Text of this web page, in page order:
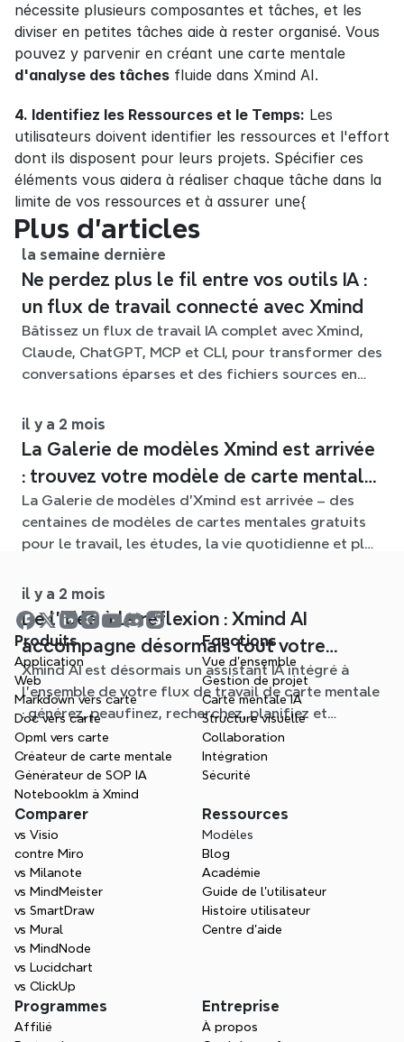
nécessite plusieurs composantes et tâches, et les
diviser en petites tâches aide à rester organisé. Vous
d'analyse des tâches fluide dans Xmind AI.
4. Identifiez les Ressources et le Temps: Les
utilisateurs doivent identifier les ressources et l'effort
dont ils disposent pour leurs projets. Spécifier ces
éléments vous aidera à réaliser chaque tâche dans la
limite de vos ressources et à assurer une{
Plus d’articles
la semaine dernière
Ne perdez plus le fil entre vos outils IA :
un flux de travail connecté avec Xmind
Bâtissez un flux de travail IA complet avec Xmind,
Claude, ChatGPT, MCP et CLI, pour transformer des
conversations éparses et des fichiers sources en
il y a 2 mois
La Galerie de modèles Xmind est arrivée
: trouvez votre modèle de carte mentale
pour chaque situation
La Galerie de modèles d'Xmind est arrivée – des
centaines de modèles de cartes mentales gratuits
pour le travail, les études, la vie quotidienne et plus
la page blanche.
il y a 2 mois
De l'idée à la réflexion : Xmind AI
accompagne désormais tout votre
processus de carte mentale
Xmind AI est désormais un assistant IA intégré à
l'ensemble de votre flux de travail de carte mentale
: générez, peaufinez, recherchez, planifiez et
exportez, le tout sans quitter votre Schéma.
Produits
Application
Web
Markdown vers carte
Doc vers carte
Opml vers carte
Créateur de carte mentale
Générateur de SOP IA
Notebooklm à Xmind
Fonctions
Vue d'ensemble
Gestion de projet
Carte mentale IA
Structure visuelle
Collaboration
Intégration
Sécurité
Comparer
vs Visio
contre Miro
vs Milanote
vs MindMeister
vs SmartDraw
vs Mural
vs MindNode
vs Lucidchart
vs ClickUp
Ressources
Modèles
Blog
Académie
Guide de l’utilisateur
Histoire utilisateur
Centre d'aide
Programmes
Affilié
Entreprise
À propos